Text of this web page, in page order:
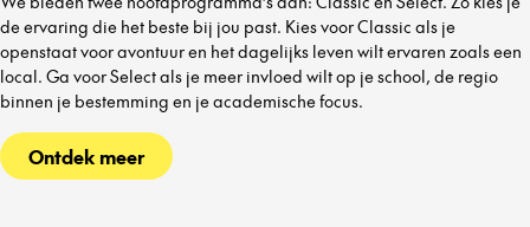
de ervaring die het beste bij jou past. Kies voor Classic als je
openstaat voor avontuur en het dagelijks leven wilt ervaren zoals een
local. Ga voor Select als je meer invloed wilt op je school, de regio
binnen je bestemming en je academische focus.
Ontdek meer